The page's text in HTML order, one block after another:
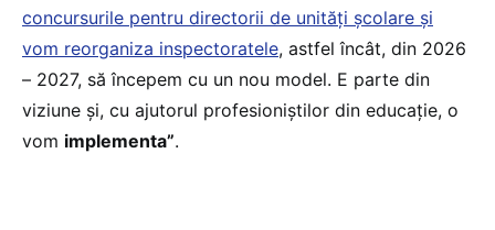
concursurile pentru directorii de unități școlare și
vom reorganiza inspectoratele, astfel încât, din 2026
– 2027, să începem cu un nou model. E parte din
viziune și, cu ajutorul profesioniștilor din educație, o
vom implementa”.